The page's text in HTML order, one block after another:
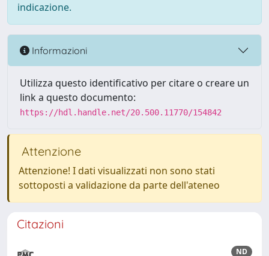
indicazione.
Informazioni
Utilizza questo identificativo per citare o creare un
link a questo documento:
https://hdl.handle.net/20.500.11770/154842
Attenzione
Attenzione! I dati visualizzati non sono stati
sottoposti a validazione da parte dell'ateneo
Citazioni
ND